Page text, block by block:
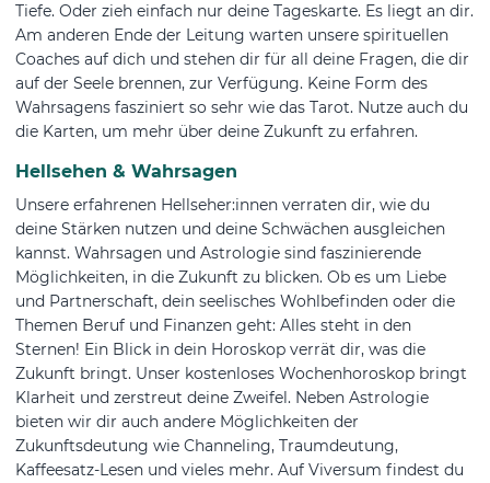
Tiefe. Oder zieh einfach nur deine Tageskarte. Es liegt an dir.
Am anderen Ende der Leitung warten unsere spirituellen
Coaches auf dich und stehen dir für all deine Fragen, die dir
auf der Seele brennen, zur Verfügung. Keine Form des
Wahrsagens fasziniert so sehr wie das Tarot. Nutze auch du
die Karten, um mehr über deine Zukunft zu erfahren.
Hellsehen & Wahrsagen
Unsere erfahrenen Hellseher:innen verraten dir, wie du
deine Stärken nutzen und deine Schwächen ausgleichen
kannst. Wahrsagen und Astrologie sind faszinierende
Möglichkeiten, in die Zukunft zu blicken. Ob es um Liebe
und Partnerschaft, dein seelisches Wohlbefinden oder die
Themen Beruf und Finanzen geht: Alles steht in den
Sternen! Ein Blick in dein Horoskop verrät dir, was die
Zukunft bringt. Unser kostenloses Wochenhoroskop bringt
Klarheit und zerstreut deine Zweifel. Neben Astrologie
bieten wir dir auch andere Möglichkeiten der
Zukunftsdeutung wie Channeling, Traumdeutung,
Kaffeesatz-Lesen und vieles mehr. Auf Viversum findest du